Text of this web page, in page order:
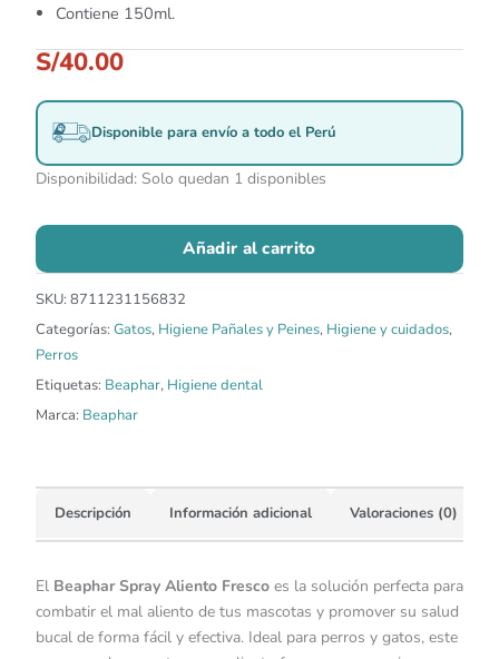
Contiene 150ml.
S/40.00
Disponible para envío a todo el Perú
Disponibilidad: Solo quedan 1 disponibles
Añadir al carrito
SKU: 8711231156832
Categorías: Gatos, Higiene Pañales y Peines, Higiene y cuidados,
Perros
Etiquetas: Beaphar, Higiene dental
Marca: Beaphar
Descripción Información adicional Valoraciones (0)
El Beaphar Spray Aliento Fresco es la solución perfecta para
combatir el mal aliento de tus mascotas y promover su salud
bucal de forma fácil y efectiva. Ideal para perros y gatos, este